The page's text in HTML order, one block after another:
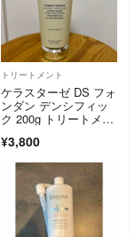
トリートメント
ケラスターゼ DS フォ
ンダン デンシフィッ
ク 200g トリートメン
¥3,800